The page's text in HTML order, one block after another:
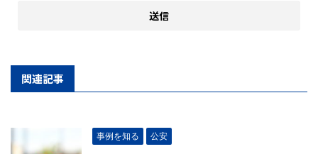
関連記事
事例を知る 公安